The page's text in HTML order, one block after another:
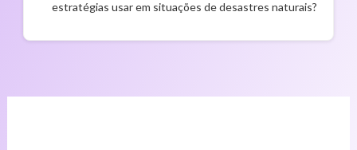
estratégias usar em situações de desastres naturais?